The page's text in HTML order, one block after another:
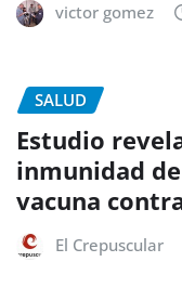
victor gomez
SALUD
Estudio
inmunidad
vacuna
El Crepuscular